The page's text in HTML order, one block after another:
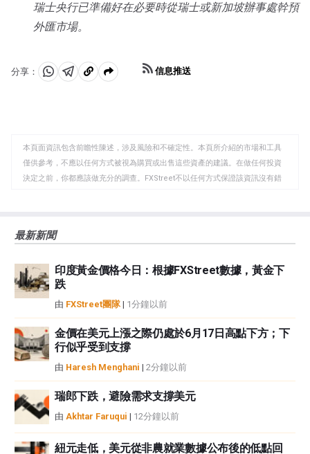
瑞士央行已準備好在必要時從瑞士或新加坡辦事處幹預
外匯市場。
分享：
分 分 複
板
信息推送
本頁面資訊包含前瞻性陳述，涉及風險和不確定性。本頁所介紹的市場和工具
僅供參考，不應以任何方式被視為購買或出售這些資產的建議。在做任何投資
決定之前，你都應該做充分的調查。FXStreet不以任何方式保證該資訊沒有錯
觀點，並不代表FXStreet或其廣告商的官方政策或立場。作者不對本頁連結的
如果文章正文中沒有明確提到，在撰寫本文時，作者在本文中提到的任何股票
中都沒有頭寸，也沒有與文中提到的任何公司有業務關係。除了FXStreet，作
者沒有收到撰寫這篇文章的報酬。
性不作任何陳述。FXStreet和作者將不承擔任何錯誤，遺漏或任何損失，傷害
或損害由此資訊及其顯示或使用引起的。錯誤和遺漏除外。本文作者和
FXStreet並非註冊投資顧問，本文內容無意提供任何投資建議。
最新新聞
印度黃金價格今日：根據FXStreet數據，黃金下
跌
由 FXStreet團隊| 1分鐘以前
金價在美元上漲之際仍處於6月17日高點下方；下
行似乎受到支撐
由 Haresh Menghani | 2分鐘以前
瑞郎下跌，避險需求支撐美元
由 Akhtar Faruqui | 12分鐘以前
紐元走低，美元從非農就業數據公布後的低點回